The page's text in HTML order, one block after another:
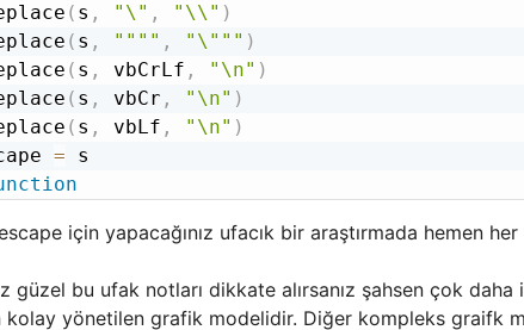
( s , "\" , "\\" )
( s , """" , "\""" )
( s , vbCrLf , "\n" )
( s , vbCr , "\n" )
( s , vbLf , "\n" )
=
için yapacağınız ufacık bir araştırmada hemen
güzel bu ufak notları dikkate alırsanız şahsen çok
kolay yönetilen grafik modelidir. Diğer kompleks graifk